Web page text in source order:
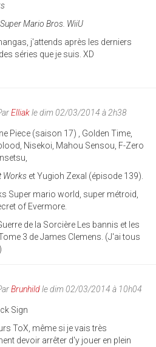
Mario Bros. WiiU
j'attends après les derniers
séries que je suis. XD
Elliakle dim 02/03/2014 à 2h38
Piece (saison 17) , Golden Time,
Nisekoi, Mahou Sensou, F-Zero
Works et Yugioh Zexal (épisode 139).
Super mario world, super métroid,
of Evermore.
de la Sorcière Les bannis et les
3 de James Clemens. (J'ai tous
Brunhildle dim 02/03/2014 à 10h04
Sign
ToX, même si je vais très
devoir arrêter d'y jouer en plein